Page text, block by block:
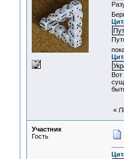
«
Участник
Гость